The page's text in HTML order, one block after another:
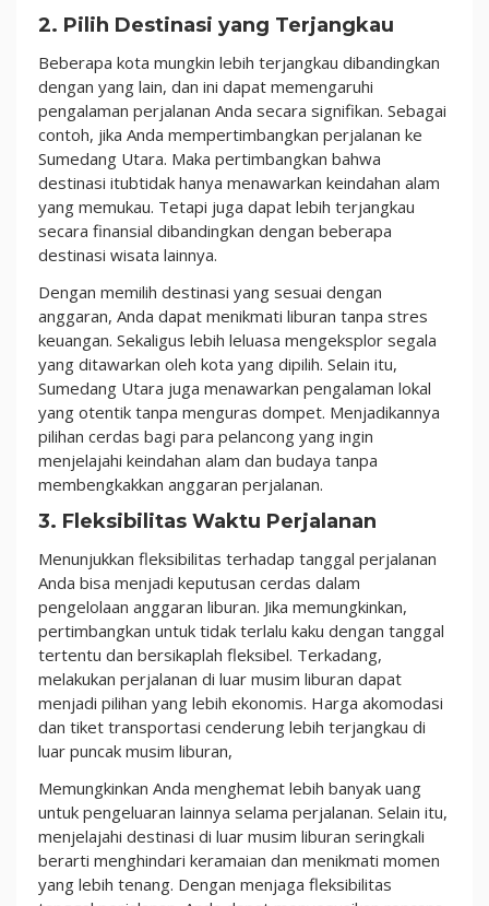
2. Pilih Destinasi yang Terjangkau
Beberapa kota mungkin lebih terjangkau dibandingkan
dengan yang lain, dan ini dapat memengaruhi
pengalaman perjalanan Anda secara signifikan. Sebagai
contoh, jika Anda mempertimbangkan perjalanan ke
Sumedang Utara. Maka pertimbangkan bahwa
destinasi itubtidak hanya menawarkan keindahan alam
yang memukau. Tetapi juga dapat lebih terjangkau
secara finansial dibandingkan dengan beberapa
destinasi wisata lainnya.
Dengan memilih destinasi yang sesuai dengan
anggaran, Anda dapat menikmati liburan tanpa stres
keuangan. Sekaligus lebih leluasa mengeksplor segala
yang ditawarkan oleh kota yang dipilih. Selain itu,
Sumedang Utara juga menawarkan pengalaman lokal
yang otentik tanpa menguras dompet. Menjadikannya
pilihan cerdas bagi para pelancong yang ingin
menjelajahi keindahan alam dan budaya tanpa
membengkakkan anggaran perjalanan.
3. Fleksibilitas Waktu Perjalanan
Menunjukkan fleksibilitas terhadap tanggal perjalanan
Anda bisa menjadi keputusan cerdas dalam
pengelolaan anggaran liburan. Jika memungkinkan,
pertimbangkan untuk tidak terlalu kaku dengan tanggal
tertentu dan bersikaplah fleksibel. Terkadang,
melakukan perjalanan di luar musim liburan dapat
menjadi pilihan yang lebih ekonomis. Harga akomodasi
dan tiket transportasi cenderung lebih terjangkau di
luar puncak musim liburan,
Memungkinkan Anda menghemat lebih banyak uang
untuk pengeluaran lainnya selama perjalanan. Selain itu,
menjelajahi destinasi di luar musim liburan seringkali
berarti menghindari keramaian dan menikmati momen
yang lebih tenang. Dengan menjaga fleksibilitas